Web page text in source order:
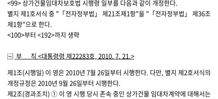
<99> 상가건물임대차보호법 시행령 일부를 다음과 같이 개정한다.
별지 제1호서식 중 "「전자정부법」 제21조제1항"을 "「전자정부법」 제36조
제1항"으로 한다.
<100>부터 <192>까지 생략
부 칙 <대통령령 제22283호, 2010. 7. 21.>
제1조(시행일) 이 영은 2010년 7월 26일부터 시행한다. 다만, 별지 제2호서식의
개정규정은 2010년 9월 26일부터 시행한다.
제2조(경과조치)① 이 영 시행 당시 존속 중인 상가건물 임대차계약에 대해서는